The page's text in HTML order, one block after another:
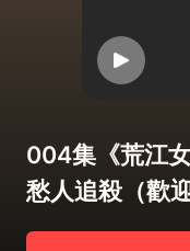
004集《荒江
愁人追殺（歡